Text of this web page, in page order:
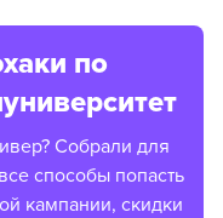
по
Собрали для
способы попасть
кампании, скидки